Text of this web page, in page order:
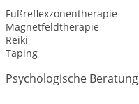
Fußreflexzonentherapie
Magnetfeldtherapie
Reiki
Taping
Psychologische Beratung